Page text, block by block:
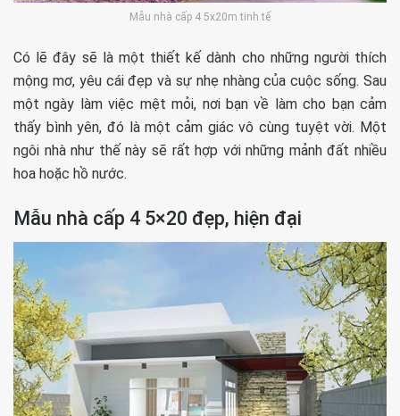
Mẫu nhà cấp 4 5x20m tinh tế
Có lẽ đây sẽ là một thiết kế dành cho những người thích
mộng mơ, yêu cái đẹp và sự nhẹ nhàng của cuộc sống. Sau
một ngày làm việc mệt mỏi, nơi bạn về làm cho bạn cảm
thấy bình yên, đó là một cảm giác vô cùng tuyệt vời. Một
ngôi nhà như thế này sẽ rất hợp với những mảnh đất nhiều
hoa hoặc hồ nước.
Mẫu nhà cấp 4 5×20 đẹp, hiện đại